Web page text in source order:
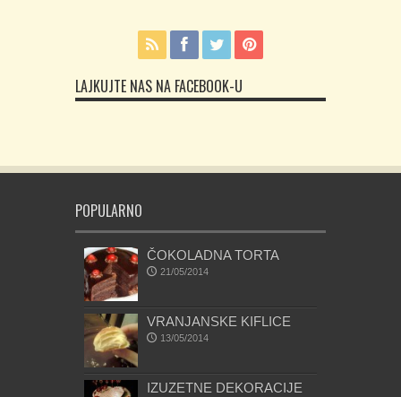
LAJKUJTE NAS NA FACEBOOK-U
POPULARNO
ČOKOLADNA TORTA
21/05/2014
VRANJANSKE KIFLICE
13/05/2014
IZUZETNE DEKORACIJE